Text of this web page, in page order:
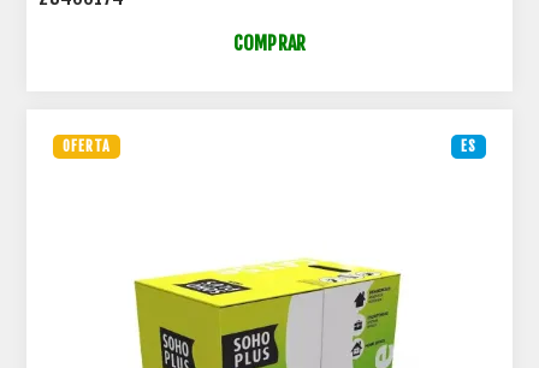
COMPRAR
ES
OFERTA